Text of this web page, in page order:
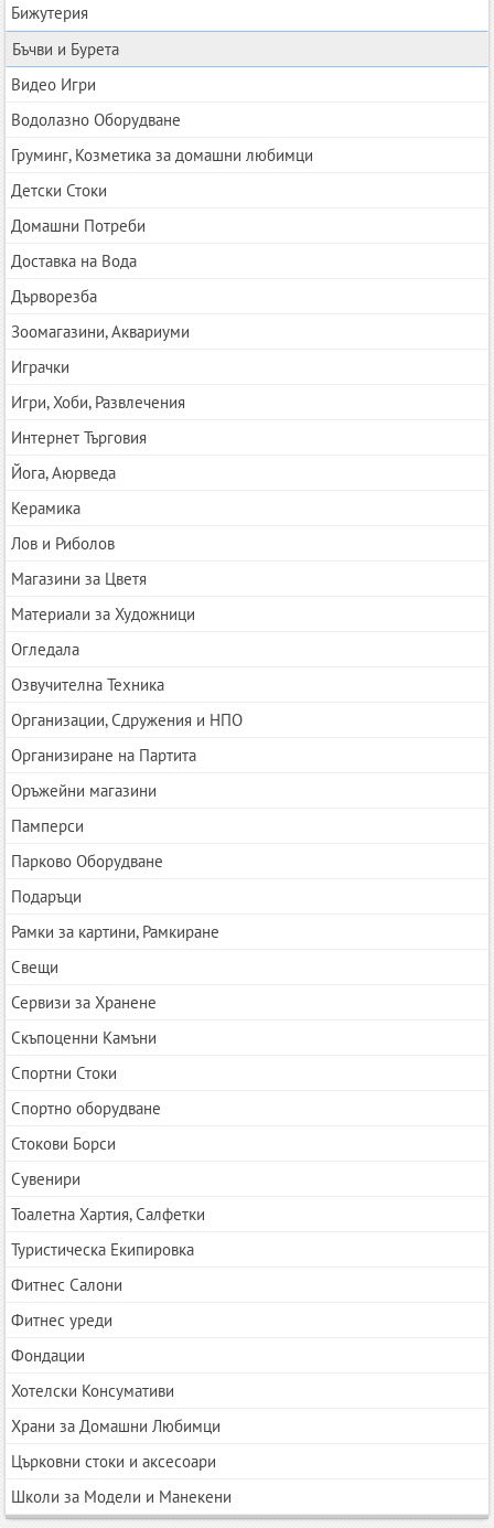
Бижутерия
Бъчви и Бурета
Видео Игри
Водолазно Оборудване
Груминг, Козметика за домашни любимци
Детски Стоки
Домашни Потреби
Доставка на Вода
Дърворезба
Зоомагазини, Аквариуми
Играчки
Игри, Хоби, Развлечения
Интернет Търговия
Йога, Аюрведа
Керамика
Лов и Риболов
Магазини за Цветя
Материали за Художници
Огледала
Озвучителна Техника
Организации, Сдружения и НПО
Организиране на Партита
Оръжейни магазини
Памперси
Парково Оборудване
Подаръци
Рамки за картини, Рамкиране
Свещи
Сервизи за Хранене
Скъпоценни Камъни
Спортни Стоки
Спортно оборудване
Стокови Борси
Сувенири
Тоалетна Хартия, Салфетки
Туристическа Екипировка
Фитнес Салони
Фитнес уреди
Фондации
Хотелски Консумативи
Храни за Домашни Любимци
Църковни стоки и аксесоари
Школи за Модели и Манекени